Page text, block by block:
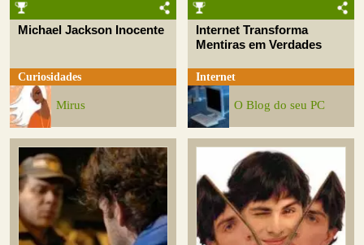
Michael Jackson Inocente
Curiosidades
Mirus
Internet Transforma
Mentiras em Verdades
Internet
O Blog do seu PC